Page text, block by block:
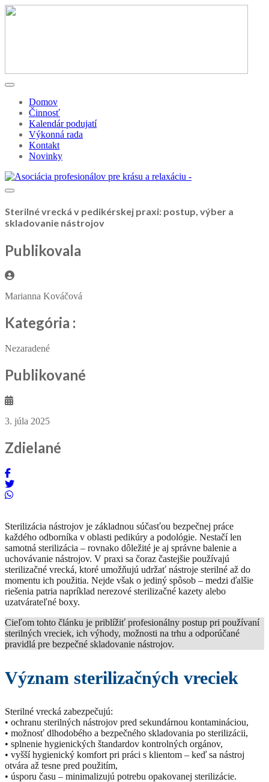
Domov
Činnosť
Kalendár podujatí
Výkonná rada
Kontakt
Novinky
Sterilné vrecká v pedikérskej praxi: postup, výber a
skladovanie nástrojov
Publikovala
Marianna Kováčová
Kategória :
Nezaradené
Publikované
3. júla 2025
Zdielané
Sterilizácia nástrojov je základnou súčasťou bezpečnej práce
každého odborníka v oblasti pedikúry a podológie. Nestačí len
samotná sterilizácia – rovnako dôležité je aj správne balenie a
uchovávanie nástrojov. V praxi sa čoraz častejšie používajú
sterilizačné vrecká, ktoré umožňujú udržať nástroje sterilné až do
momentu ich použitia. Nejde však o jediný spôsob – medzi ďalšie
riešenia patria napríklad nerezové sterilizačné kazety alebo
uzatvárateľné boxy.
Cieľom tohto článku je priblížiť profesionálny postup pri používaní
sterilných vreciek, ich výhody, možnosti na trhu a odporúčané
pravidlá pre bezpečné skladovanie nástrojov.
Význam sterilizačných vreciek
Sterilné vrecká zabezpečujú:
• ochranu sterilných nástrojov pred sekundárnou kontamináciou,
• možnosť dlhodobého a bezpečného skladovania po sterilizácii,
• splnenie hygienických štandardov kontrolných orgánov,
• vyšší hygienický komfort pri práci s klientom – keď sa nástroj
otvára až tesne pred použitím,
• úsporu času – minimalizujú potrebu opakovanej sterilizácie.